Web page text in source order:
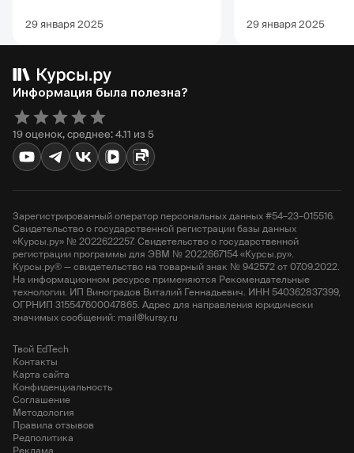
29 января 2025 29 января 2025
Информация была полезна?
19 оценок, среднее: 4.11 из 5
Зарегистрированный оператор персональных данных #54–23–015516.
Свидетельство о государственной регистрации базы данных
«Курсы.ру» № 2022622257. Свидетельство о государственной
регистрации программы для ЭВМ № 2022667154 «Курсы.ру».
Курсы.ру® — свидетельство на товарный знак № 942572 от 07.09.2022.
На информационном ресурсе применяются Рекомендательные
технологии. ИП Виноградов Виталий Геннадьевич. ИНН 540362837399,
ОГРНИП 315547600047865. Адрес для направления юридически
значимых сообщений: mail@kursy.ru
Твой EdTech
Контакты
Карта сайта
Конфиденциальность
Соглашение
Методология
Правила отзывов
Редполитика